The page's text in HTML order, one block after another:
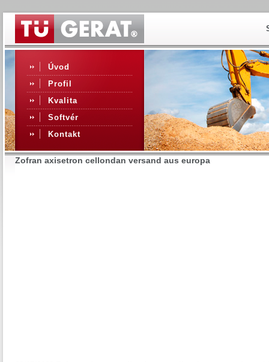
Úvod
Profil
Kvalita
Softvér
Kontakt
Zofran axisetron cellondan versand aus europa